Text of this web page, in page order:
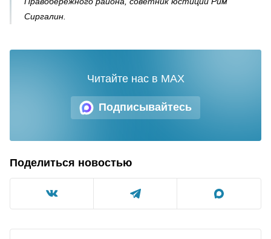
Сиргалин.
Подписывайтесь
Читайте нас в MAX
Поделиться новостью